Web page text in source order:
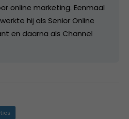
online marketing. Eenmaal
hij als Senior Online
en daarna als Channel